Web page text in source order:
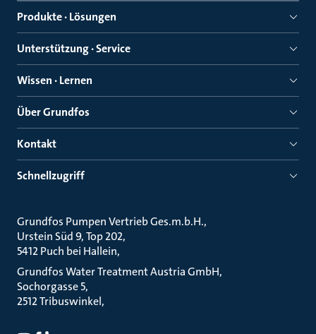
Produkte · Lösungen
Unterstützung · Service
Wissen · Lernen
Über Grundfos
Kontakt
Schnellzugriff
Grundfos Pumpen Vertrieb Ges.m.b.H.
Urstein Süd 9, Top 202
5412 Puch bei Hallein
Grundfos Water Treatment Austria GmbH
Sochorgasse 5
2512 Tribuswinkel